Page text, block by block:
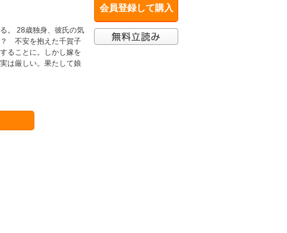
会員登録して購入
。 28歳独身、彼氏の気
不安を抱えた千賀子
ることに。しかし嫁を
は厳しい。果たして娘